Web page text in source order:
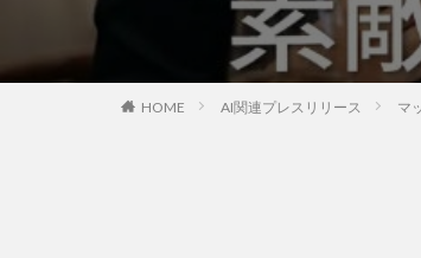
HOME AI関連プレスリリース マ